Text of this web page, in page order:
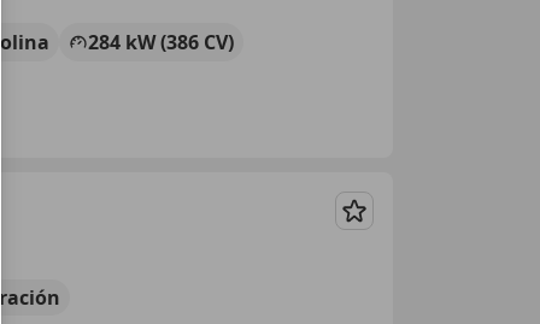
284 kW (386 CV)
Guardar